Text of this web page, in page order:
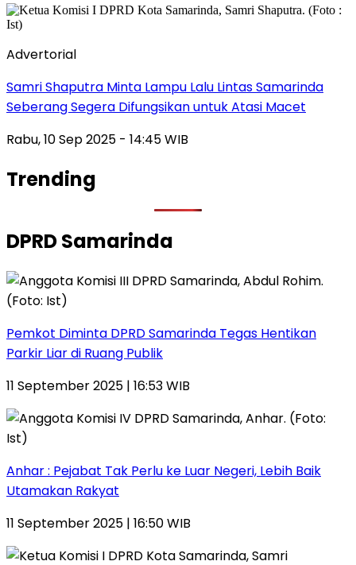
Advertorial
Samri Shaputra Minta Lampu Lalu Lintas Samarinda
Seberang Segera Difungsikan untuk Atasi Macet
Rabu, 10 Sep 2025 - 14:45 WIB
Trending
DPRD Samarinda
Pemkot Diminta DPRD Samarinda Tegas Hentikan
Parkir Liar di Ruang Publik
11 September 2025 | 16:53 WIB
Anhar : Pejabat Tak Perlu ke Luar Negeri, Lebih Baik
Utamakan Rakyat
11 September 2025 | 16:50 WIB